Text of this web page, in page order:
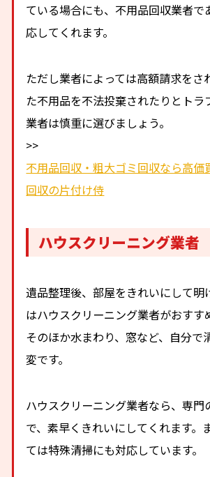
ている場合にも、不用品回収業者で
応してくれます。
ただし業者によっては高額請求をさ
た不用品を不法投棄されたりとトラ
業者は慎重に選びましょう。
>>
不用品回収・粗大ゴミ回収なら高価
回収の片付け侍
ハウスクリーニング業者
遺品整理後、部屋をきれいにして明
はハウスクリーニング業者がおすす
そのほか水まわり、窓など、自分で
変です。
ハウスクリーニング業者なら、専門
で、素早くきれいにしてくれます。
ては特殊清掃にも対応しています。